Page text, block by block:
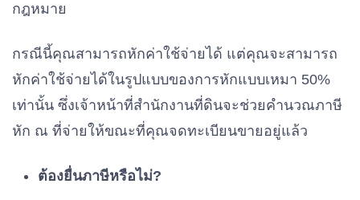
กฎหมาย
กรณีนี้คุณสามารถหักค่าใช้จ่ายได้ แต่คุณจะสามารถ
หักค่าใช้จ่ายได้ในรูปแบบของการหักแบบเหมา 50%
เท่านั้น ซึ่งเจ้าหน้าที่สำนักงานที่ดินจะช่วยคำนวณภาษี
หัก ณ ที่จ่ายให้ขณะที่คุณจดทะเบียนขายอยู่แล้ว
ต้องยื่นภาษีหรือไม่?